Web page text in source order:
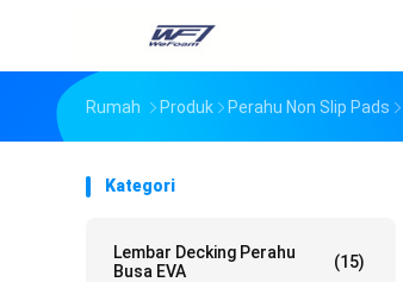
Rumah Produk Perahu Non Slip Pads
Kategori
Lembar Decking Perahu
Busa EVA
(15)